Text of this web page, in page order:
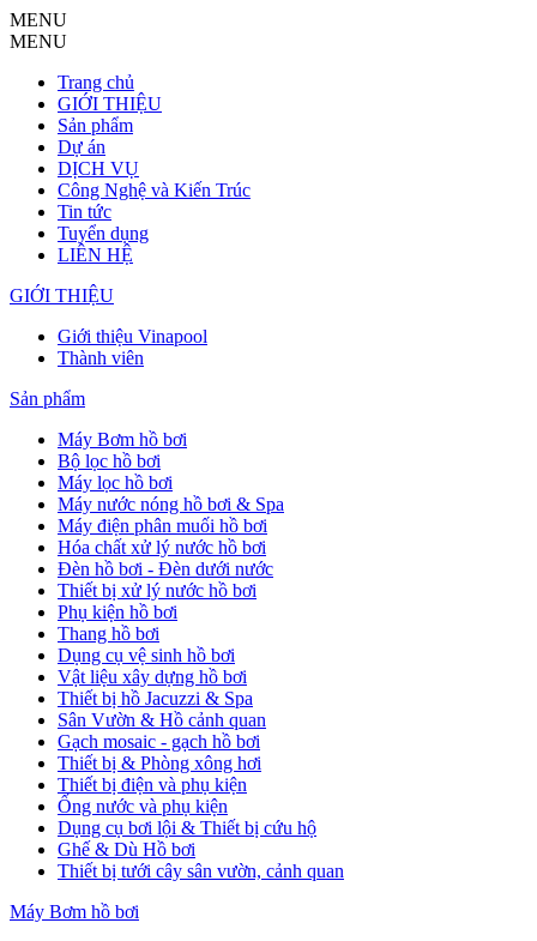
MENU
MENU
Trang chủ
GIỚI THIỆU
Sản phẩm
Dự án
DỊCH VỤ
Công Nghệ và Kiến Trúc
Tin tức
Tuyển dụng
LIÊN HỆ
GIỚI THIỆU
Giới thiệu Vinapool
Thành viên
Sản phẩm
Máy Bơm hồ bơi
Bộ lọc hồ bơi
Máy lọc hồ bơi
Máy nước nóng hồ bơi & Spa
Máy điện phân muối hồ bơi
Hóa chất xử lý nước hồ bơi
Đèn hồ bơi - Đèn dưới nước
Thiết bị xử lý nước hồ bơi
Phụ kiện hồ bơi
Thang hồ bơi
Dụng cụ vệ sinh hồ bơi
Vật liệu xây dựng hồ bơi
Thiết bị hồ Jacuzzi & Spa
Sân Vườn & Hồ cảnh quan
Gạch mosaic - gạch hồ bơi
Thiết bị & Phòng xông hơi
Thiết bị điện và phụ kiện
Ống nước và phụ kiện
Dụng cụ bơi lội & Thiết bị cứu hộ
Ghế & Dù Hồ bơi
Thiết bị tưới cây sân vườn, cảnh quan
Máy Bơm hồ bơi